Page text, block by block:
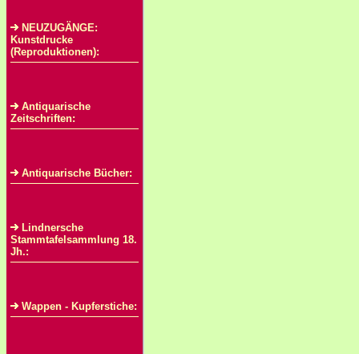
NEUZUGÄNGE:
Kunstdrucke
(Reproduktionen):
Antiquarische
Zeitschriften:
Antiquarische Bücher:
Lindnersche
Stammtafelsammlung 18.
Jh.:
Wappen - Kupferstiche: